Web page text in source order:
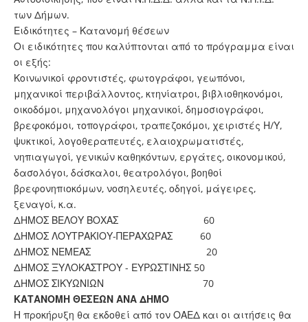
των Δήμων.
Ειδικότητες – Κατανομή θέσεων
Οι ειδικότητες που καλύπτονται από το πρόγραμμα είναι
οι εξής:
Κοινωνικοί φροντιστές, φωτογράφοι, γεωπόνοι,
μηχανικοί περιβάλλοντος, κτηνίατροι, βιβλιοθηκονόμοι,
οικοδόμοι, μηχανολόγοι μηχανικοί, δημοσιογράφοι,
βρεφοκόμοι, τοπογράφοι, τραπεζοκόμοι, χειριστές Η/Υ,
ψυκτικοί, λογοθεραπευτές, ελαιοχρωματιστές,
νηπιαγωγοί, γενικών καθηκόντων, εργάτες, οικονομικού,
δασολόγοι, δάσκαλοι, θεατρολόγοι, βοηθοί
βρεφονηπιοκόμων, νοσηλευτές, οδηγοί, μάγειρες,
ξεναγοί, κ.α.
ΔΗΜΟΣ ΒΕΛΟΥ ΒΟΧΑΣ 60
ΔΗΜΟΣ ΛΟΥΤΡΑΚΙΟΥ-ΠΕΡΑΧΩΡΑΣ 60
ΔΗΜΟΣ ΝΕΜΕΑΣ 20
ΔΗΜΟΣ ΞΥΛΟΚΑΣΤΡΟΥ - ΕΥΡΩΣΤΙΝΗΣ 50
ΔΗΜΟΣ ΣΙΚΥΩΝΙΩΝ 70
ΚΑΤΑΝΟΜΗ ΘΕΣΕΩΝ ΑΝΑ ΔΗΜΟ
Η προκήρυξη θα εκδοθεί από τον ΟΑΕΔ και οι αιτήσεις θα